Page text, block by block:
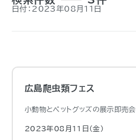
日付：2023年08月11日
広島爬虫類フェス
小動物とペットグッズの展示即売会
2023年08月11日（金)